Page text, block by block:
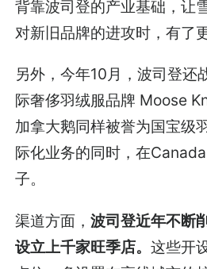
背靠波司登的产业基础，让
对新旧品牌的进攻时，有了
另外，今年10月，波司登还
际奢侈羽绒服品牌 Moose
加拿大鹅同样被誉为国宝级
际化业务的同时，在
子。
渠道方面，波司登近年不断
设立上千家旺季店。这些开